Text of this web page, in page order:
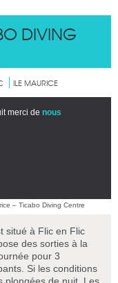
DIVING
ILE MAURICE
merci de nous
situé à Flic en Flic
des sorties à la
pour 3
Si les conditions